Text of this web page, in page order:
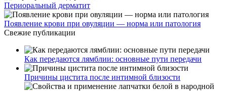
Периоральный дерматит
Появление крови при овуляции — норма или патология
Свежие публикации
Как передаются лямблии: основные пути передачи
Причины цистита после интимной близости